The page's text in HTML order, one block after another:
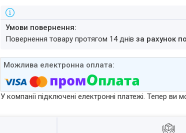
повернення товару протягом 14 днівза рахунок
У компанії підключені електронні платежі. Тепер